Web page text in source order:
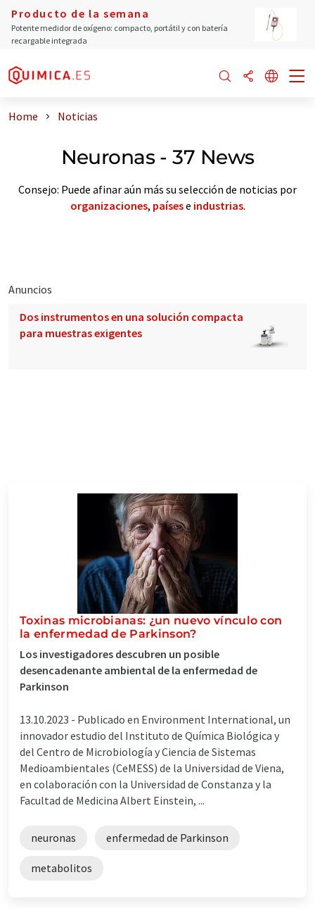
Producto de la semana
Potente medidor de oxígeno: compacto, portátil y con batería
recargable integrada
Home Noticias
Neuronas - 37 News
Consejo: Puede afinar aún más su selección de noticias por
organizaciones, paísese industrias.
Anuncios
Dos instrumentos en una solución compacta
para muestras exigentes
Toxinas microbianas: ¿un nuevo vínculo con
la enfermedad de Parkinson?
Los investigadores descubren un posible
desencadenante ambiental de la enfermedad de
Parkinson
13.10.2023 - Publicado en Environment International, un
innovador estudio del Instituto de Química Biológica y
del Centro de Microbiología y Ciencia de Sistemas
Medioambientales (CeMESS) de la Universidad de Viena,
en colaboración con la Universidad de Constanza y la
Facultad de Medicina Albert Einstein, ...
neuronas enfermedad de Parkinson
metabolitos